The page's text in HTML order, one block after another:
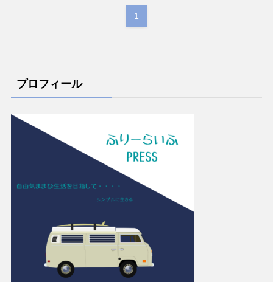
1
プロフィール